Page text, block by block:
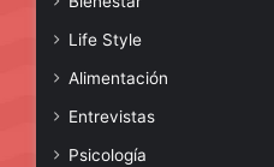
Life Style
Alimentación
Entrevistas
Psicología